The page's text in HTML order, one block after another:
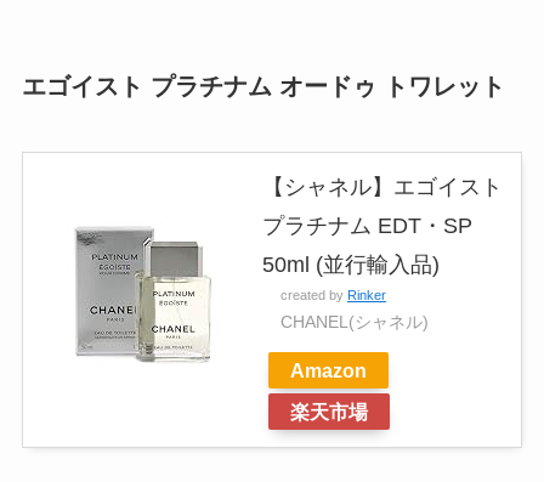
エゴイスト プラチナム オードゥ トワレット
【シャネル】エゴイスト
プラチナム EDT・SP
50ml (並行輸入品)
created by Rinker
CHANEL(シャネル)
Amazon
楽天市場